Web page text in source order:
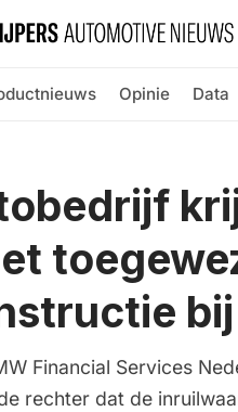
Opinie Data
Financial Services
rechter dat de